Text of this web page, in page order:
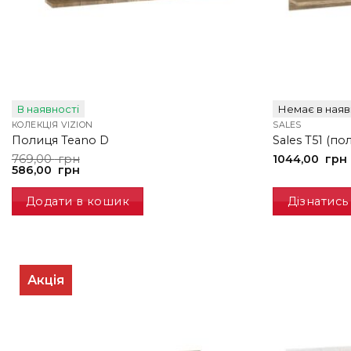
В наявності
КОЛЕКЦІЯ VIZION
Полиця Teano D
769,00грн
Оригінальна
ціна:
грн.
586,00 грн
Поточна
ціна:
грн.
Додати в кошик
Немає в
SALES
Sales T51
1044,00 грн
Акція